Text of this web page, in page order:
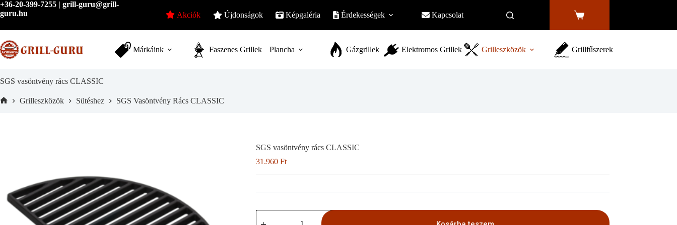
Skip
to
+36-20-399-7255 | grill-guru@grill-
guru.hu
Akciók Újdonságok Képgaléria Érdekességek Kapcsolat
Shopping
Márkáink Faszenes Grillek Plancha Gázgrillek Elektromos Grillek Grilleszközök Grillfűszerek
SGS vasöntvény rács CLASSIC
Grilleszközök Sütéshez SGS Vasöntvény Rács CLASSIC
SGS vasöntvény rács CLASSIC
31.960 Ft
SGS
vasöntvény